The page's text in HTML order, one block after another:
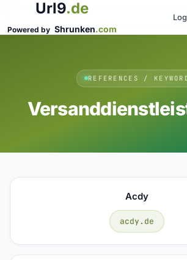
Url9.de
Powered by Shrunken.com
REFERENCES /
Acdy
acdy.de